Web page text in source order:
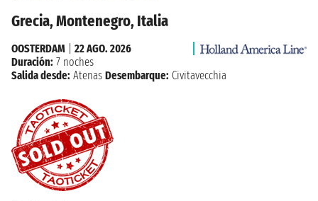
Grecia, Montenegro, Italia
OOSTERDAM
22 AGO. 2026
Duración: 7 noches
Salida desde: Atenas Desembarque: Civitavecchia